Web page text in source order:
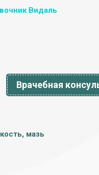
Видаль
Врачебная
мазь